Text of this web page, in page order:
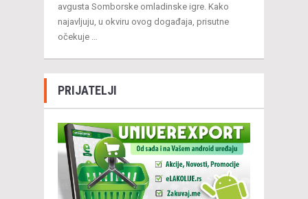
avgusta Somborske omladinske igre. Kako
najavljuju, u okviru ovog događaja, prisutne
očekuje …
PRIJATELJI